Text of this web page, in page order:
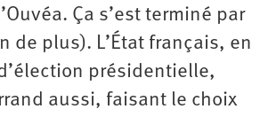
Ça s’est terminé par
de plus). L’État français, en
présidentielle,
aussi, faisant le choix